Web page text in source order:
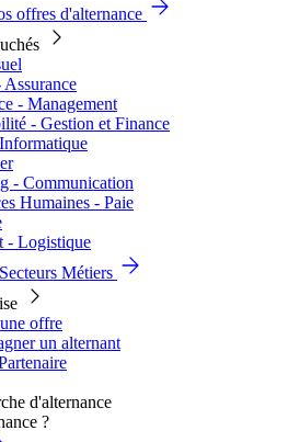
offres d'alternance
- Management
- Gestion et Finance
- Communication
Humaines - Paie
- Logistique
Métiers
offre
un alternant
?